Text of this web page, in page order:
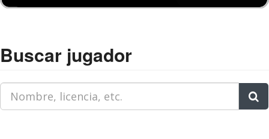
Buscar jugador